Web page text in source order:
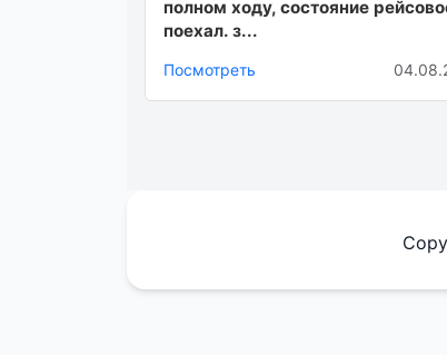
полном ходу, состояние
поехал. з...
Посмотреть